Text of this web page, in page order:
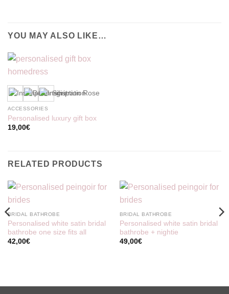
YOU MAY ALSO LIKE…
ACCESSORIES
Personalised luxury gift box
19,00€
RELATED PRODUCTS
BRIDAL BATHROBE
Personalised white satin bridal
bathrobe one size fits all
42,00€
BRIDAL BATHROBE
Personalised white satin bridal
bathrobe + nightie
49,00€